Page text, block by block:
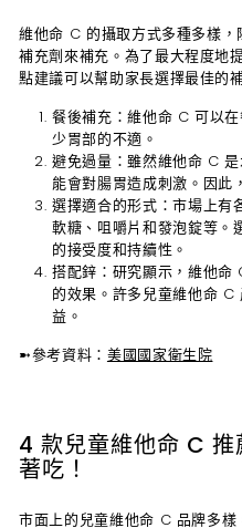
維他命 C 的攝取方式多種多樣
補充劑來補充。為了最大程度地
點建議可以幫助家長選擇最佳的
餐後補充 ：維他命 C 可以
少胃部的不適。
避免過量 ：雖然維他命 C
能會對腸胃造成刺激。因此
選擇適合的形式 ：市場上
軟糖、咀嚼片和發泡錠等。
的接受度和持續性。
搭配鋅 ：研究顯示，維他
的效果。許多兒童維他命 C
益。
➼參考資料： 美國國家衛生院
4 款兒童維他命 C
著吃！
市面上的兒童維他命 C 品牌多